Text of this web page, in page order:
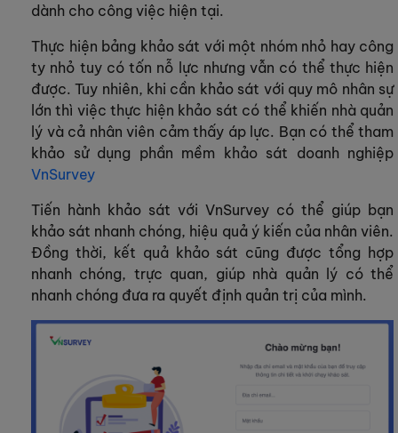
dành cho công việc hiện tại.
Thực hiện bảng khảo sát với một nhóm nhỏ hay công
ty nhỏ tuy có tốn nỗ lực nhưng vẫn có thể thực hiện
được. Tuy nhiên, khi cần khảo sát với quy mô nhân sự
lớn thì việc thực hiện khảo sát có thể khiến nhà quản
lý và cả nhân viên cảm thấy áp lực. Bạn có thể tham
khảo sử dụng phần mềm khảo sát doanh nghiệp
VnSurvey
Tiến hành khảo sát với VnSurvey có thể giúp bạn
khảo sát nhanh chóng, hiệu quả ý kiến của nhân viên.
Đồng thời, kết quả khảo sát cũng được tổng hợp
nhanh chóng, trực quan, giúp nhà quản lý có thể
nhanh chóng đưa ra quyết định quản trị của mình.